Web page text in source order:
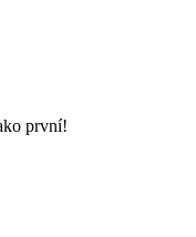
první!